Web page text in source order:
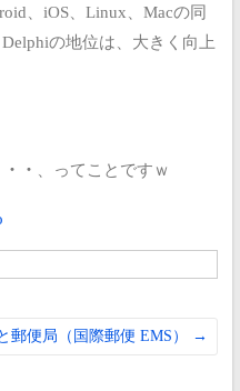
、iOS、Linux、Macの同
Delphiの地位は、大きく向上
・ 、ってことですｗ
郵便局（国際郵便 EMS） →